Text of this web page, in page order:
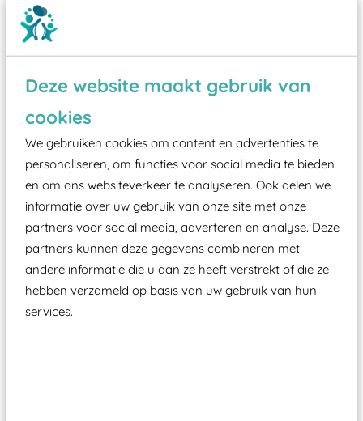
Deze website maakt gebruik van
cookies
We gebruiken cookies om content en advertenties te
personaliseren, om functies voor social media te bieden
en om ons websiteverkeer te analyseren. Ook delen we
informatie over uw gebruik van onze site met onze
partners voor social media, adverteren en analyse. Deze
partners kunnen deze gegevens combineren met
andere informatie die u aan ze heeft verstrekt of die ze
hebben verzameld op basis van uw gebruik van hun
services.
Wist je dat:
Vanaf een valhoogte van 1,5 meter een speciale
valondergrond onder speeltoestellen verplicht is
zoals kunstgras, rubber tegels of boomschors?
Elk speeltoestel in de openbare ruimte voorzien
moet zijn van een typekeuring, -plaatje en
certificering, uitgegeven door een Nederlands
aangewezen keuringsinstantie?
Wij ook speeltoestellen kunnen laten keuren zodat